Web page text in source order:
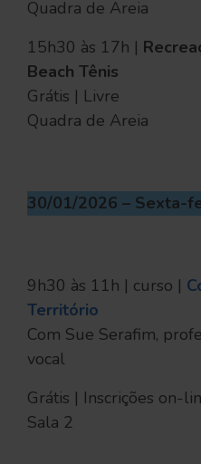
Quadra de Areia
15h30 às 17h |
Beach Tênis
Grátis | Livre
Quadra de Areia
30/01/2026 – Sexta-
9h30 às 11h | curso |
Território
Com Sue Serafim,
vocal
Grátis | Inscrições on-
Sala 2